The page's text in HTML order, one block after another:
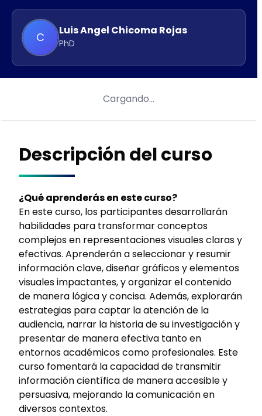
Descripción del curso
¿Qué aprenderás en este curso?
En este curso, los participantes desarrollarán
habilidades para transformar conceptos
complejos en representaciones visuales claras y
efectivas. Aprenderán a seleccionar y resumir
información clave, diseñar gráficos y elementos
visuales impactantes, y organizar el contenido
de manera lógica y concisa. Además, explorarán
estrategias para captar la atención de la
audiencia, narrar la historia de su investigación y
presentar de manera efectiva tanto en
entornos académicos como profesionales. Este
curso fomentará la capacidad de transmitir
información científica de manera accesible y
persuasiva, mejorando la comunicación en
diversos contextos.
C Luis Angel Chicoma Rojas
PhD
Cargando…